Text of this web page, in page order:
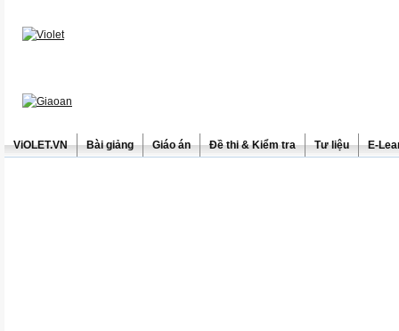
ViOLET.VN Bài giảng Giáo án Đề thi & Kiểm tra Tư liệu E-